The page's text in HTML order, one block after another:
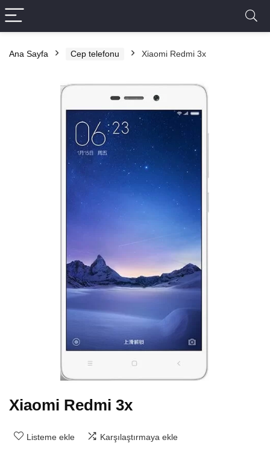
Ana Sayfa Cep telefonu Xiaomi Redmi 3x
Xiaomi Redmi 3x
Listeme ekle Karşılaştırmaya ekle